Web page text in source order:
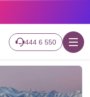
444 6 550